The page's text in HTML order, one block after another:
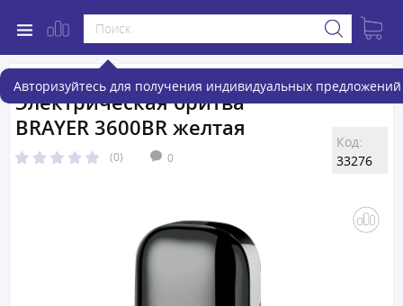
Авторизуйтесь для получения индивидуальных предложений
Электрическая бритва
BRAYER 3600BR желтая
(0) 0
Код:
33276